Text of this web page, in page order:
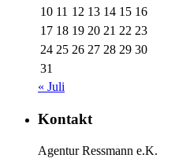
10 11 12 13 14 15 16
17 18 19 20 21 22 23
24 25 26 27 28 29 30
31
« Juli
Kontakt
Agentur Ressmann e.K.